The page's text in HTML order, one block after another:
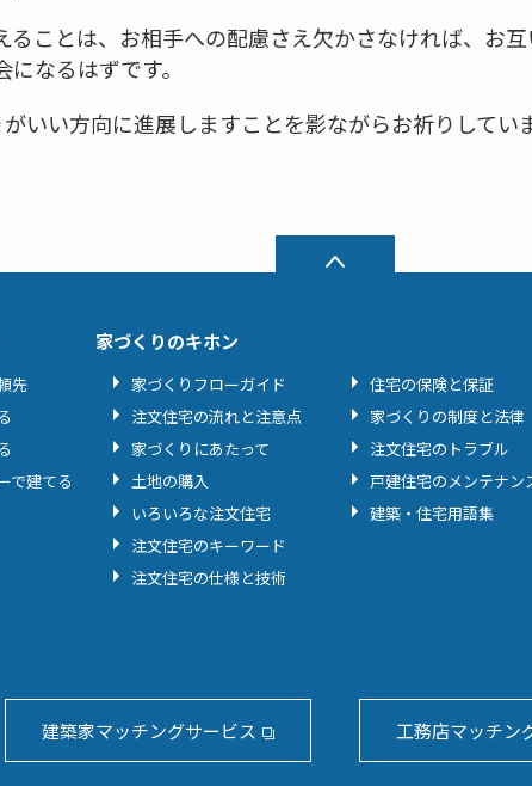
ることは、お相手への配慮さえ欠かさなければ、お
なるはずです。
いい方向に進展しますことを影ながらお祈りしていま
先
で建てる
家づくりのキホン
家づくりフローガイド
注文住宅の流れと注意点
家づくりにあたって
土地の購入
いろいろな注文住宅
注文住宅のキーワード
注文住宅の仕様と技術
住宅の保険と保証
家づくりの制度と法律
注文住宅のトラブル
戸建住宅のメンテナン
建築・住宅用語集
建築家マッチングサービス 工務店マッチン